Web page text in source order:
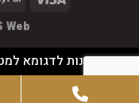
Web
זוהי חנות לדגומא